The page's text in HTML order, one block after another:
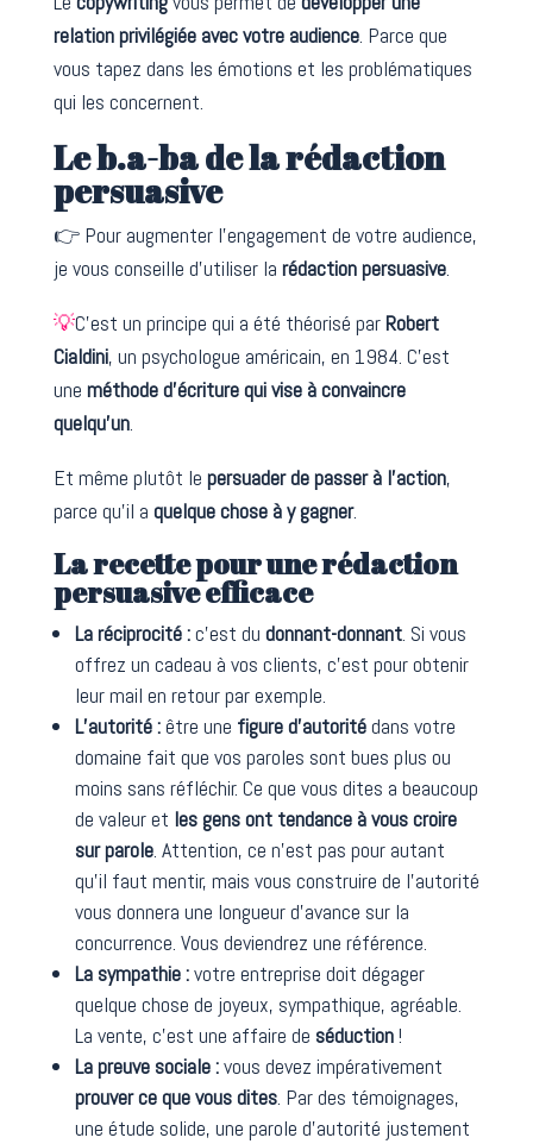
relation privilégiée avec votre audience. Parce que
vous tapez dans les émotions et les problématiques
qui les concernent.
Le b.a-ba de la rédaction
persuasive
👉 Pour augmenter l’engagement de votre audience,
je vous conseille d’utiliser la rédaction persuasive.
💡C’est un principe qui a été théorisé parRobert
Cialdini, un psychologue américain, en 1984. C’est
une méthode d’écriture qui vise à convaincre
quelqu’un.
Et même plutôt le persuader de passer à l’action,
parce qu’il a quelque chose à y gagner.
La recette pour une rédaction
persuasive efficace
La réciprocité :c’est du donnant-donnant. Si vous
offrez un cadeau à vos clients, c’est pour obtenir
leur mail en retour par exemple.
L’autorité :être une figure d’autoritédans votre
domaine fait que vos paroles sont bues plus ou
moins sans réfléchir. Ce que vous dites a beaucoup
de valeur et les gens ont tendance à vous croire
sur parole. Attention, ce n’est pas pour autant
qu’il faut mentir, mais vous construire de l’autorité
vous donnera une longueur d’avance sur la
concurrence. Vous deviendrez une référence.
La sympathie :votre entreprise doit dégager
quelque chose de joyeux, sympathique, agréable.
La vente, c’est une affaire de séduction!
La preuve sociale :vous devez impérativement
prouver ce que vous dites. Par des témoignages,
une étude solide, une parole d’autorité justement